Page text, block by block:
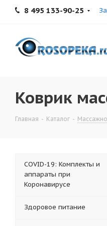
8 495 133-90-25
Коврик
Главная - Каталог -
COVID-19: Комплекты и
аппараты при
Коронавирусе
Здоровое питание